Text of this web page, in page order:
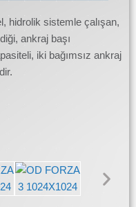
hidrolik sistemle çalışan,
ankraj başı
iki bağımsız ankraj